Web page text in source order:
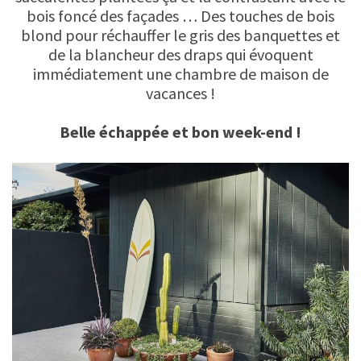
bois foncé des façades … Des touches de bois
blond pour réchauffer le gris des banquettes et
de la blancheur des draps qui évoquent
immédiatement une chambre de maison de
vacances !
Belle échappée et bon week-end !